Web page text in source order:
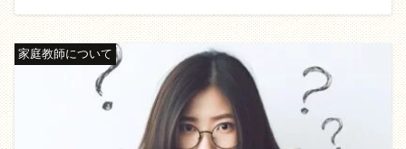
家庭教師について